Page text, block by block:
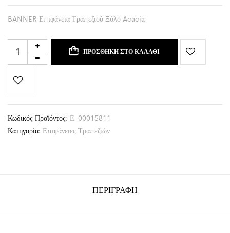
BANNER Επιφάνεια Τραπεζιού Ξύλο Acacia
ΠΡΟΣΘΉΚΗ ΣΤΟ ΚΑΛΆΘΙ
Κωδικός Προϊόντος: Ε-00015811
Κατηγορία: Επιφάνειες Τραπεζιών
ΠΕΡΙΓΡΑΦΉ